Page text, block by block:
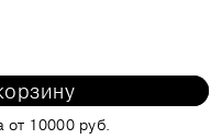
от 10000 руб.